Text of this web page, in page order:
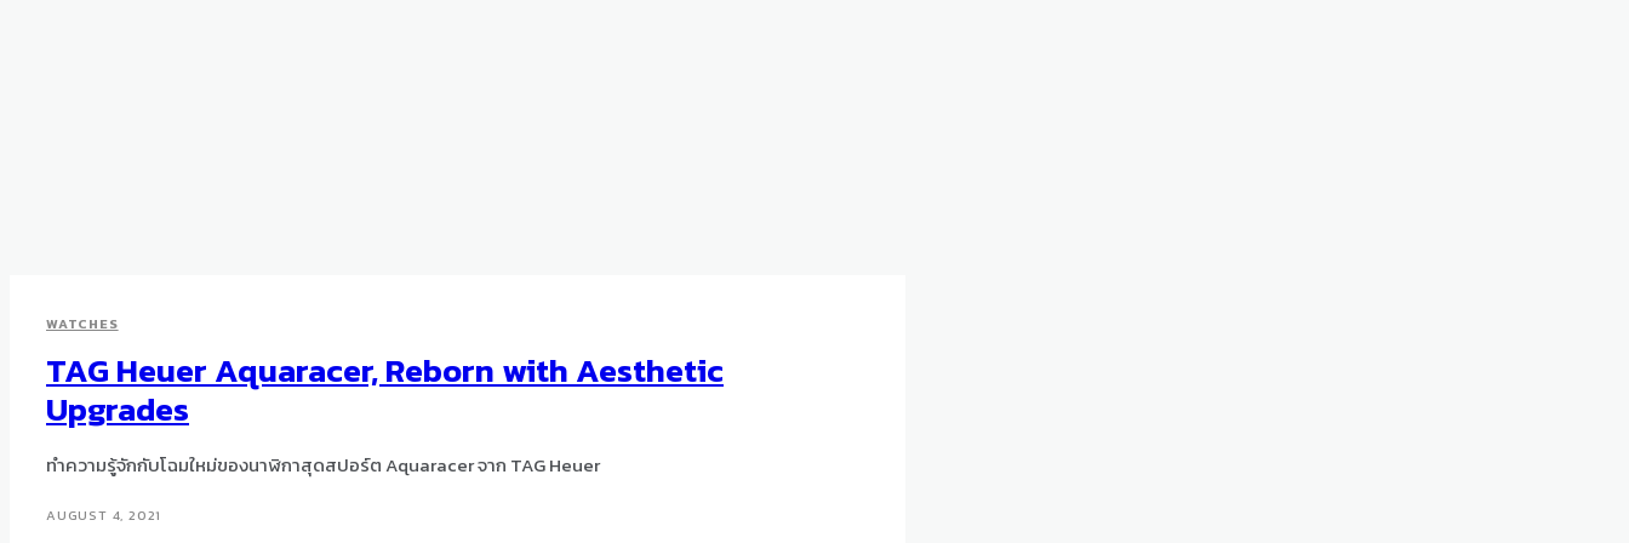
WATCHES
TAG Heuer Aquaracer, Reborn with Aesthetic
Upgrades
ทำความรู้จักกับโฉมใหม่ของนาฬิกาสุดสปอร์ต Aquaracer จาก TAG Heuer
AUGUST 4, 2021